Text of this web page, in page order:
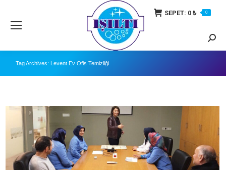
SEPET: 0 ₺ 0
Tag Archives: Levent Ev Ofis Temizliği